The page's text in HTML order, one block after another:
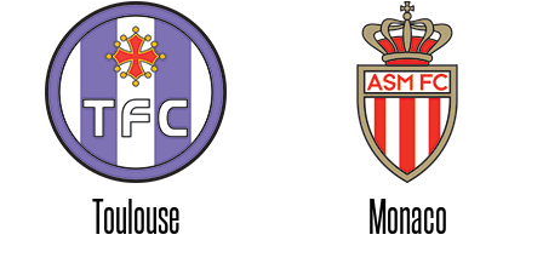
Toulouse Monaco